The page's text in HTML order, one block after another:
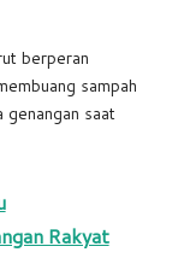
berperan
sampah
genangan saat
Rakyat